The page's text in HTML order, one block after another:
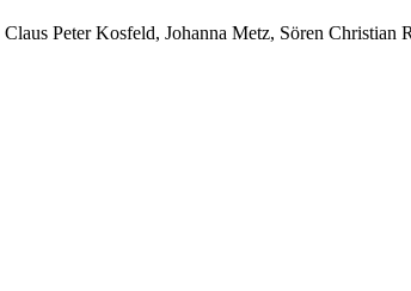
Claus Peter Kosfeld, Johanna Metz, Sören Christian